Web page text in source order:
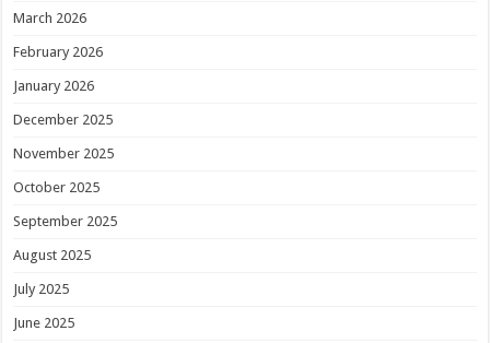
March 2026
February 2026
January 2026
December 2025
November 2025
October 2025
September 2025
August 2025
July 2025
June 2025